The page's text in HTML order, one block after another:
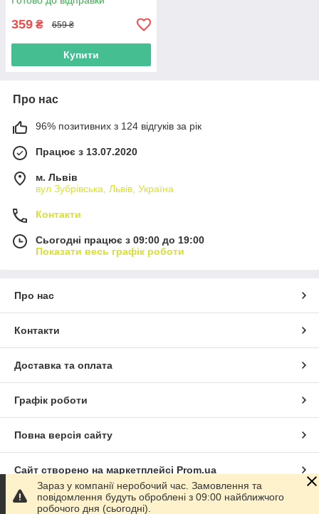
359 ₴ 659 ₴
Купити
Про нас
96% позитивних з 124 відгуків за рік
Працює з 13.07.2020
м. Львів
вул Зубрівська, Львів, Україна
Контакти
Сьогодні працює з 09:00 до 19:00
Показати весь графік роботи
Про нас
Контакти
Доставка та оплата
Графік роботи
Повна версія сайту
Сайт створено на маркетплейсі Prom.ua
Політика конфіденційності
Зараз у компанії неробочий час. Замовлення та
повідомлення будуть оброблені з 09:00 найближчого
робочого дня (сьогодні).